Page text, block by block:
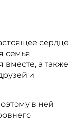
сердце
семья
вместе, а также
и
в ней